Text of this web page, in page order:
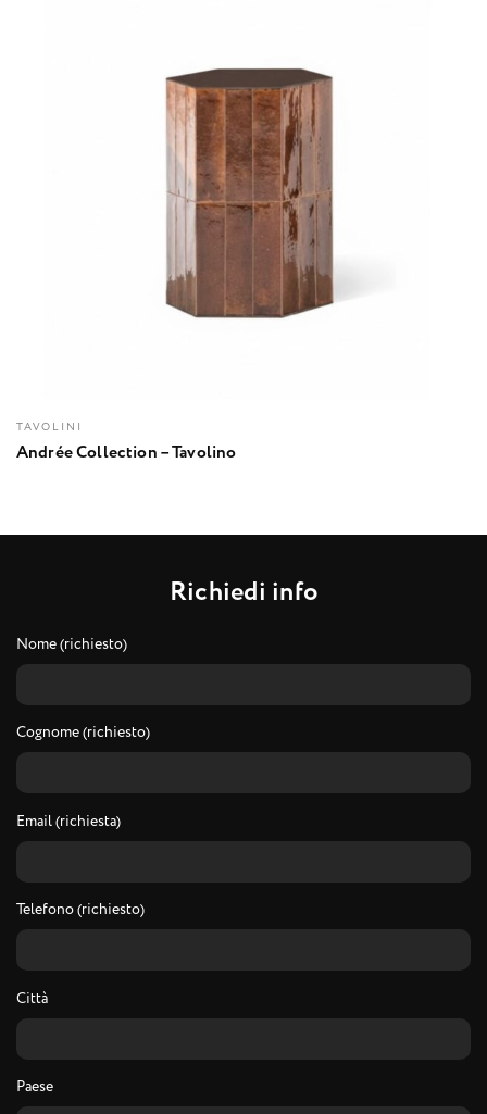
TAVOLINI
Andrée Collection – Tavolino
Richiedi info
Nome (richiesto)
Cognome (richiesto)
Email (richiesta)
Telefono (richiesto)
Città
Paese